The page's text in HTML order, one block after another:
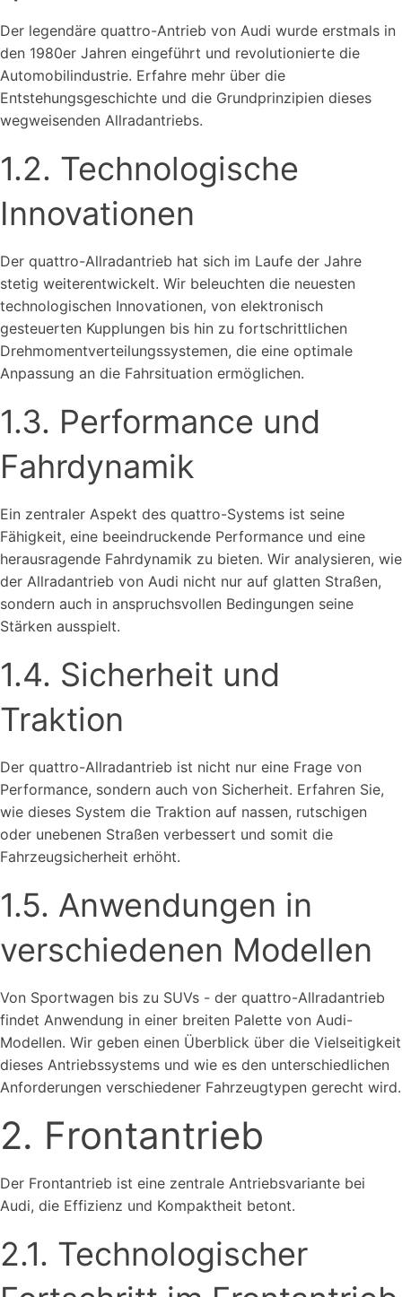
Der legendäre quattro-Antrieb von Audi wurde erstmals in
den 1980er Jahren eingeführt und revolutionierte die
Automobilindustrie. Erfahre mehr über die
Entstehungsgeschichte und die Grundprinzipien dieses
wegweisenden Allradantriebs.
1.2. Technologische
Innovationen
Der quattro-Allradantrieb hat sich im Laufe der Jahre
stetig weiterentwickelt. Wir beleuchten die neuesten
technologischen Innovationen, von elektronisch
gesteuerten Kupplungen bis hin zu fortschrittlichen
Drehmomentverteilungssystemen, die eine optimale
Anpassung an die Fahrsituation ermöglichen.
1.3. Performance und
Fahrdynamik
Ein zentraler Aspekt des quattro-Systems ist seine
Fähigkeit, eine beeindruckende Performance und eine
herausragende Fahrdynamik zu bieten. Wir analysieren, wie
der Allradantrieb von Audi nicht nur auf glatten Straßen,
sondern auch in anspruchsvollen Bedingungen seine
Stärken ausspielt.
1.4. Sicherheit und
Traktion
Der quattro-Allradantrieb ist nicht nur eine Frage von
Performance, sondern auch von Sicherheit. Erfahren Sie,
wie dieses System die Traktion auf nassen, rutschigen
oder unebenen Straßen verbessert und somit die
Fahrzeugsicherheit erhöht.
1.5. Anwendungen in
verschiedenen Modellen
Von Sportwagen bis zu SUVs - der quattro-Allradantrieb
findet Anwendung in einer breiten Palette von Audi-
Modellen. Wir geben einen Überblick über die Vielseitigkeit
dieses Antriebssystems und wie es den unterschiedlichen
Anforderungen verschiedener Fahrzeugtypen gerecht wird.
2. Frontantrieb
Der Frontantrieb ist eine zentrale Antriebsvariante bei
Audi, die Effizienz und Kompaktheit betont.
2.1. Technologischer